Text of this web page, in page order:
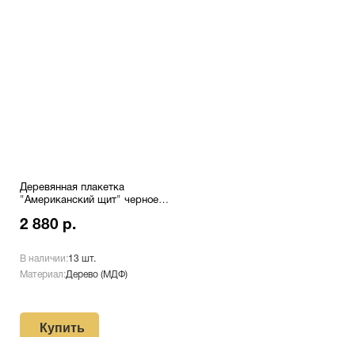
Деревянная плакетка
"Американский щит" черное
гравировкой Pl 16 Bl/Wh
2 880 р.
В наличии:13 шт.
Материал:Дерево (МДФ)
Купить